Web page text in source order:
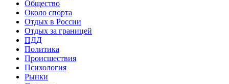
Общество
Около спорта
Отдых в России
Отдых за границей
ПДД
Политика
Происшествия
Психология
Рынки